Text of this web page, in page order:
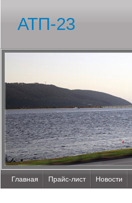
АТП-23
Главная Прайс-лист Новости